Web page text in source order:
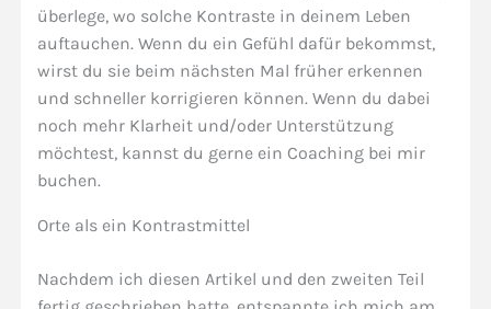
überlege, wo solche Kontraste in deinem Leben
auftauchen. Wenn du ein Gefühl dafür bekommst,
wirst du sie beim nächsten Mal früher erkennen
und schneller korrigieren können. Wenn du dabei
noch mehr Klarheit und/oder Unterstützung
möchtest, kannst du gerne ein Coaching bei mir
buchen.
Orte als ein Kontrastmittel
Nachdem ich diesen Artikel und den zweiten Teil